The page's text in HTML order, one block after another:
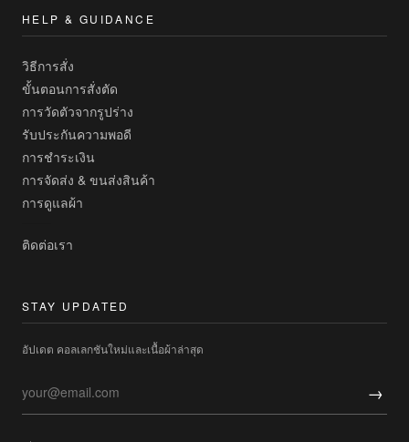
HELP & GUIDANCE
วิธีการสั่ง
ขั้นตอนการสั่งตัด
การวัดตัวจากรูปร่าง
รับประกันความพอดี
การชำระเงิน
การจัดส่ง & ขนส่งสินค้า
การดูแลผ้า
ติดต่อเรา
STAY UPDATED
อัปเดต คอลเลกชันใหม่และเนื้อผ้าล่าสุด
→